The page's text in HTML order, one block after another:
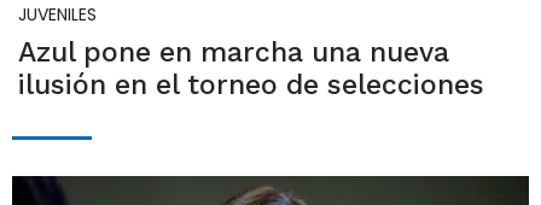
JUVENILES
Azul pone en marcha una nueva
ilusión en el torneo de selecciones